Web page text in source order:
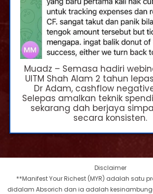
Muadz – Semasa hadiri
UITM Shah Alam 2 tahun
Dr Adam, cashflow
Selepas amalkan teknik
sekarang dah berjaya
secara konsisten.
Disclaimer
**Manifest Your Richest (MYR) adalah satu
didalam Absorich dan ia adalah